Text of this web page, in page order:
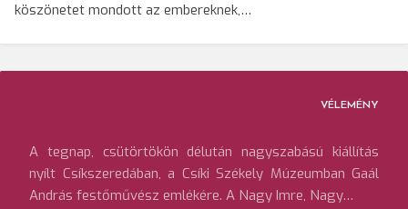
köszönetet mondott az embereknek,…
VÉLEMÉNY
A tegnap, csütörtökön délután nagyszabású kiállítás
nyílt Csíkszeredában, a Csíki Székely Múzeumban Gaál
András festőművész emlékére. A Nagy Imre, Nagy…